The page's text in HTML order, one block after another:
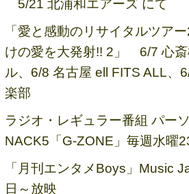
5/21 北浦和エアーズ にて
「愛と感動のリサイタルツア
けの愛を大発射!! 2」 6/7 心斎
ル、6/8 名古屋 ell FITS ALL、
楽部
ラジオ・レギュラー番組 パー
NACK5「G-ZONE」毎週水曜
「月刊エンタメBoys」Music
日～放映